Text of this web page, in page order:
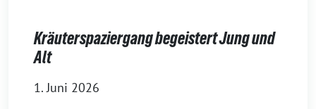
Kräuterspaziergang begeistert Jung und
Alt
1. Juni 2026